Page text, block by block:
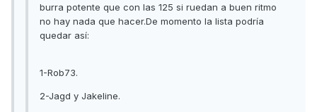
burra potente que con las 125 si ruedan a buen ritmo
no hay nada que hacer.De momento la lista podría
quedar así:
1-Rob73.
2-Jagd y Jakeline.